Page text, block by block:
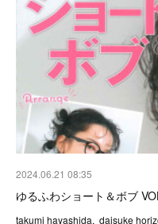
2024.06.21 08:35
ゆるふわショート＆ボブ
takumi hayashida, daisuke